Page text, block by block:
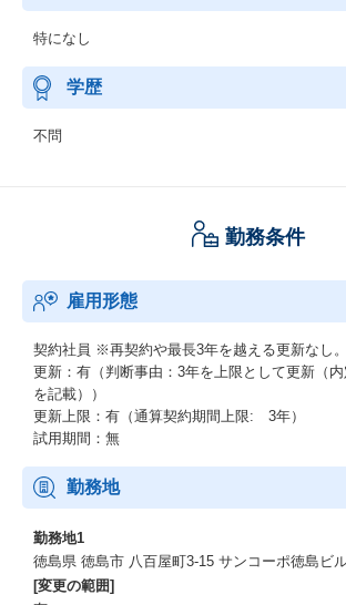
特になし
学歴
不問
勤務条件
雇用形態
契約社員 ※再契約や最長3年を越える更新なし。
更新：有（判断事由：3年を上限として更新（
を記載））
更新上限：有（通算契約期間上限: 3年）
試用期間：無
勤務地
勤務地1
徳島県 徳島市 八百屋町3-15 サンコーポ徳島ビ
[変更の範囲]